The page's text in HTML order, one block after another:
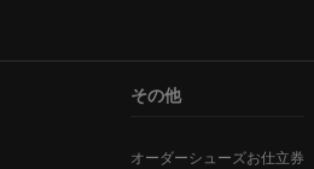
その他
オーダーシューズお仕立券